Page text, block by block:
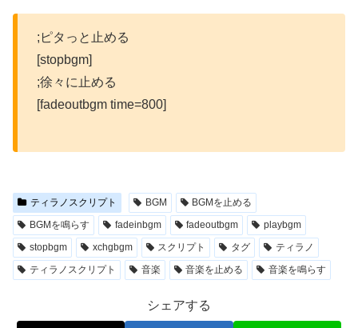
;ピタっと止める
[stopbgm]
;徐々に止める
[fadeoutbgm time=800]
ティラノスクリプト BGM
BGMを止める
BGMを鳴らす
fadeinbgm fadeoutbgm
playbgm
stopbgm
xchgbgm スクリプト タグ
ティラノ
ティラノスクリプト
音楽 音楽を止める 音楽を鳴らす
シェアする